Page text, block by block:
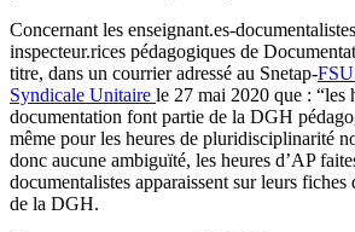
Concernant les enseignant.es-
inspecteur.rices pédagogiques de
titre, dans un courrier adressé au Snetap-FSU
Syndicale Unitaire le 27 mai 2020 que : “les
documentation font partie de la DGH
même pour les heures de pluridisciplinarité
donc aucune ambiguïté, les heures d’AP
documentalistes apparaissent sur leurs fiches
de la DGH.